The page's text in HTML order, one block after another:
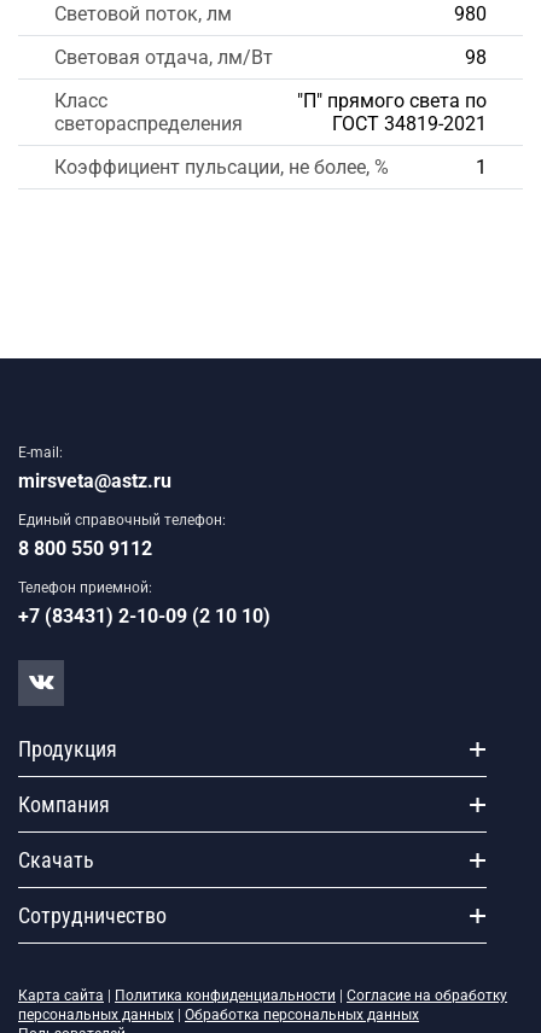
Световой поток, лм
980
Световая отдача, лм/Вт
98
Класс
светораспределения
"П" прямого света по
ГОСТ 34819-2021
Коэффициент пульсации, не более, %
1
E-mail:
mirsveta@astz.ru
Единый справочный телефон:
8 800 550 9112
Телефон приемной:
+7 (83431) 2-10-09 (2 10 10)
Продукция
Компания
Скачать
Сотрудничество
Карта сайта Политика конфиденциальности
Согласие на обработку
персональных данных
Обработка персональных данных